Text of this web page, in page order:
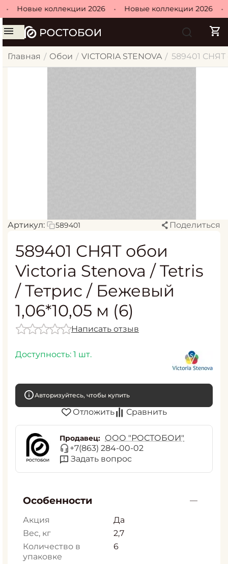
Новые коллекции 2026 Новые коллекции 2026
Главная / Обои / VICTORIA STENOVA / 589401 СНЯТ
Артикул: 589401 Поделиться
589401 СНЯТ обои
Victoria Stenova / Tetris
/ Тетрис / Бежевый
1,06*10,05 м (6)
Написать отзыв
Доступность: 1 шт.
Авторизуйтесь, чтобы купить
Отложить Сравнить
Продавец: ООО "РОСТОБОИ"
+7(863) 284-00-02
Задать вопрос
Особенности
Акция
Да
Вес, кг
2,7
Количество в
упаковке
6